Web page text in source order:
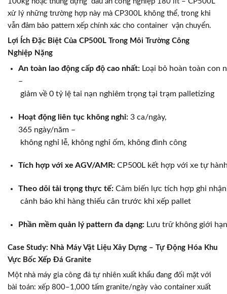
xử lý những trường hợp này mà CP300L không thể, trong khi
vẫn đảm bảo pattern xếp chính xác cho container vận chuyển.
Lợi Ích Đặc Biệt Của CP500L Trong Môi Trường Công
Nghiệp Nặng
An toàn lao động cấp độ cao nhất: Loại bỏ hoàn toàn con
–
giảm về 0 tỷ lệ tai nạn nghiêm trọng tại trạm palletizing
Hoạt động liên tục không nghỉ: 3 ca/ngày,
365 ngày/năm –
không nghỉ lễ, không nghỉ ốm, không đình công
Tích hợp với xe AGV/AMR: CP500L kết hợp với xe tự
Theo dõi tải trọng thực tế: Cảm biến lực tích hợp ghi
cảnh báo khi hàng thiếu cân trước khi xếp pallet
Phần mềm quản lý pattern đa dạng: Lưu trữ không giới
Case Study: Nhà Máy Vật Liệu Xây Dựng – Tự Động Hóa Khu
Vực Bốc Xếp Đá Granite
Một nhà máy gia công đá tự nhiên xuất khẩu đang đối mặt với
bài toán: xếp 800–1,000 tấm granite/ngày vào container xuất